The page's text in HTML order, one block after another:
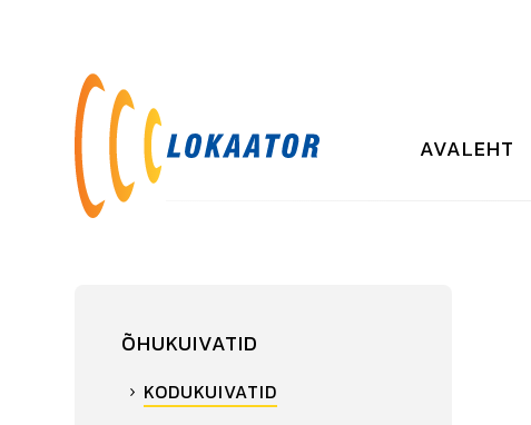
AVALEHT
ÕHUKUIVATID
KODUKUIVATID